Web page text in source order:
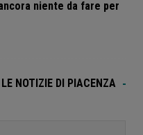
niente da fare per
NOTIZIE DI PIACENZA